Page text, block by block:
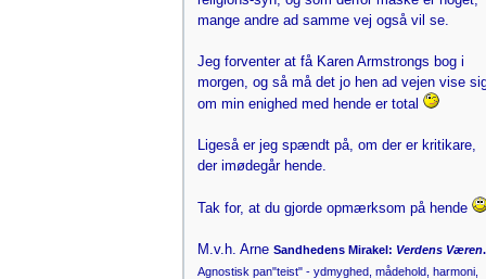
mange andre ad samme vej også vil se.
Jeg forventer at få Karen Armstrongs bog i
morgen, og så må det jo hen ad vejen vise
om min enighed med hende er total
Ligeså er jeg spændt på, om der er kritikare,
der imødegår hende.
Tak for, at du gjorde opmærksom på hende
M.v.h. Arne Sandhedens Mirakel: Verdens Væren.
Agnostisk pan"teist" - ydmyghed, mådehold, harmoni,